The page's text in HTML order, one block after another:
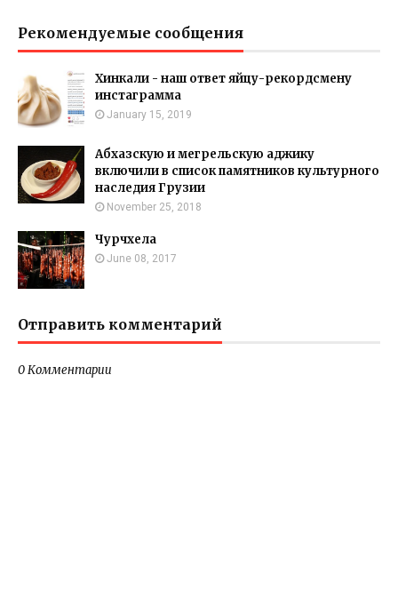
Рекомендуемые сообщения
Хинкали - наш ответ яйцу-рекордсмену
инстаграмма
January 15, 2019
Абхазскую и мегрельскую аджику
включили в список памятников культурного
наследия Грузии
November 25, 2018
Чурчхела
June 08, 2017
Отправить комментарий
0 Комментарии